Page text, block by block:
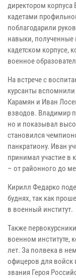
директором
кадетами
поблагодарили
навыки, полученные
кадетском корпусе,
военное
На встрече с
курсанты вспомнили
Карамян и Иван
взводов. Владимир
но и показывал
становился
панкратиону. Иван
принимал участие в
– от районного до
Кирилл Федарко
буднях, так как
в военный институт.
Также
военном институте,
лет. За полвека в
офицеров для войск
звания Героя